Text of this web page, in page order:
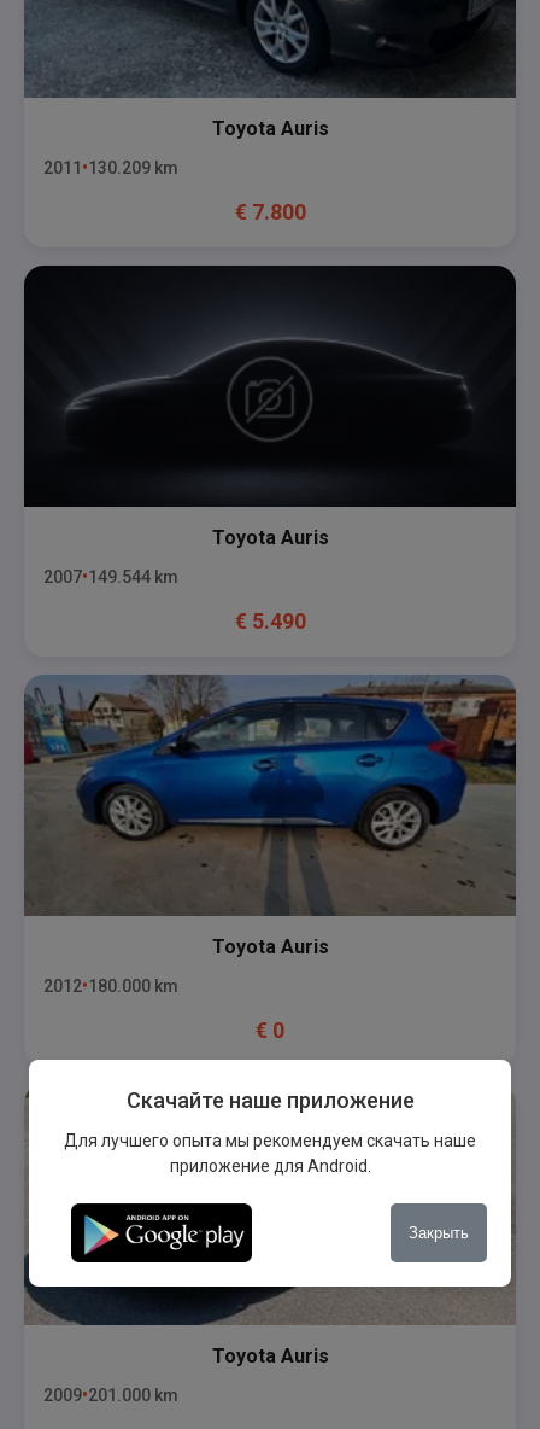
Toyota Auris
2011 130.209 km
€ 7.800
Toyota Auris
2007 149.544 km
€ 5.490
Toyota Auris
2012 180.000 km
€ 0
Toyota Auris
2009 201.000 km
Скачайте наше приложение
Для лучшего опыта мы рекомендуем скачать наше
приложение для Android.
Закрыть